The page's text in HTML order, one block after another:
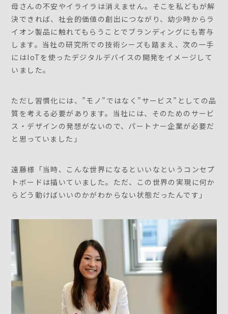
母さんの不安やイライラは消えません。そこを私どもが解
決できれば、社会的価値の創出につながり、幼少時からラ
イオン製品に触れてもらうことでブランディングにも寄与
します。当社の研究所での技術シーズも踏まえ、次の一手
にはIoTを使ったデジタルデバイスの開発をイメージして
いました。
ただし習慣化には、”モノ”ではなく”サービス”としての品
質を考える必要があります。当社には、そのためのサービ
ス・デザインの発想がないので、パートナー企業が必要だ
と思っていました」
遠藤様「当時、こんな世界になるといいなというコンセプ
トボードは描いていました。ただ、この世界の実現に何か
らどう動けばいいのかがわからない状態だったんです」